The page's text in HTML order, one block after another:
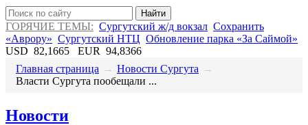
Найти
ГОРЯЧИЕ ТЕМЫ: Сургутский ж/д вокзал Сохранить
«Аврору» Сургутский НТЦ Обновление парка «За Саймой»
USD 82,1665 EUR 94,8366
Главная страница → Новости Сургута →
​Власти Сургута пообещали ...
Новости